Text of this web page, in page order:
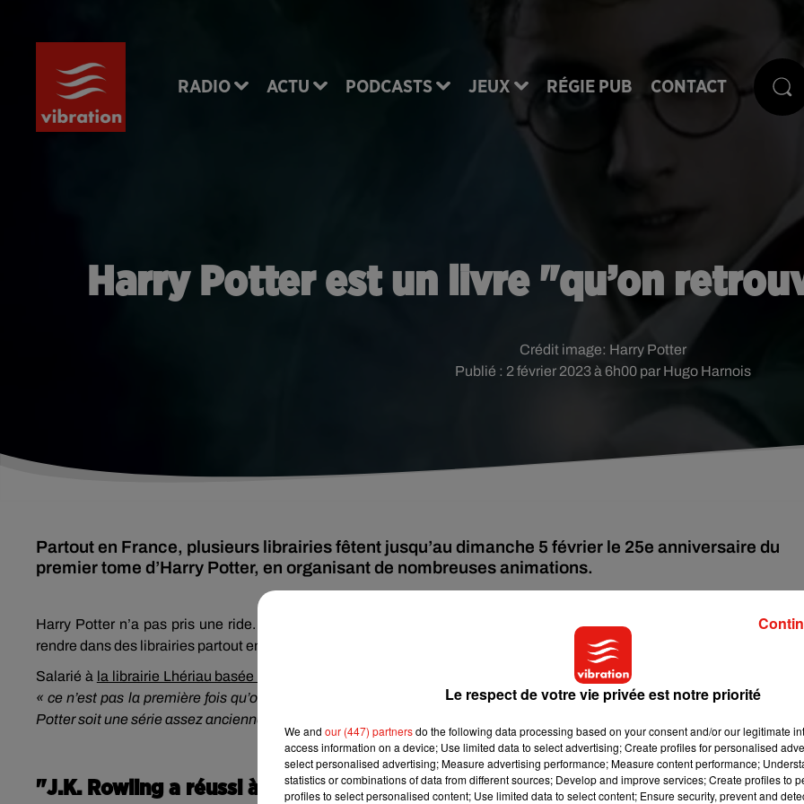
RADIO ACTU PODCASTS JEUX RÉGIE PUB CONTACT
Harry Potter est un livre "qu’on
Publié : 2 février 2023 à 6h00 par Hugo Harnois
Crédit image: Harry Potter
Partout en France, plusieurs librairies fêtent jusqu’au dimanche 5 février le 25e anniversaire du
premier tome d’Harry Potter, en organisant de nombreuses animations.
Harry Potter n’a pas pris une ride. 25 ans après l’apparition du premier tome, de nombreux fans du jeune sorcier vont
rendre dans des librairies partout en France
Salarié à la librairie Lhériau basée à Angers
, Sébastien Pitault assure que l’événement est un franc succès chaque
« ce n’est pas la première fois qu’on participe, car c’est un événement qui fédère assez facilement, malgré le fait que
Potter soit une série assez ancienne, les lecteurs sont impatients de se retrouver ».
"J.K. Rowling a réussi à rendre son personnage atemporel"
Le respect de votre vie privée est notre priorité
We and our (447) partnersdo the following data processing based on your consent and/or our legitimate
access information on a device; Use limited data to select advertising; Create profiles for personalised
select personalised advertising; Measure advertising performance; Measure content performance;
statistics or combinations of data from different sources; Develop and improve services; Create profiles to
profiles to select personalised content; Use limited data to select content; Ensure security, prevent and